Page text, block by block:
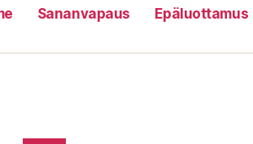
Sananvapaus Epäluottamus